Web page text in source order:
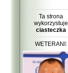
Ta strona
wykorzystuje
ciasteczka
WETERANI: